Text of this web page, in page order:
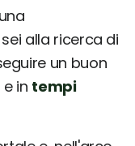
alla ricerca di
un buon
in tempi